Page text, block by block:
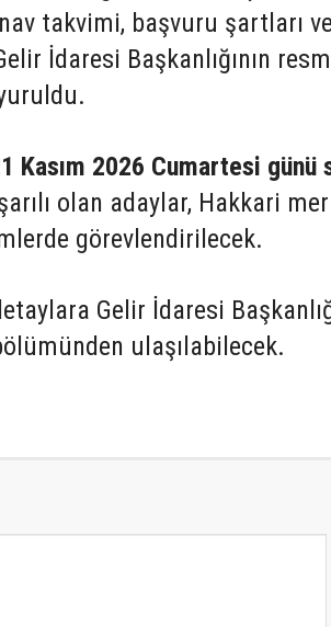
takvimi, başvuru şartları
İdaresi Başkanlığının
Kasım 2026 Cumartesi günü
olan adaylar, Hakkari
görevlendirilecek.
Gelir İdaresi
ulaşılabilecek.